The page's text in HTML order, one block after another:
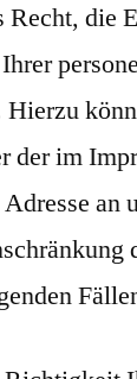
Recht, die
Hierzu
der im
an